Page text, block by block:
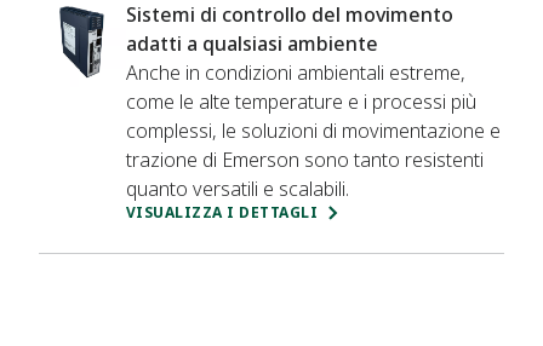
reale.
Sistemi di controllo del movimento
adatti a qualsiasi ambiente
Anche in condizioni ambientali estreme,
come le alte temperature e i processi più
complessi, le soluzioni di movimentazione e
trazione di Emerson sono tanto resistenti
quanto versatili e scalabili.
VISUALIZZA I DETTAGLI